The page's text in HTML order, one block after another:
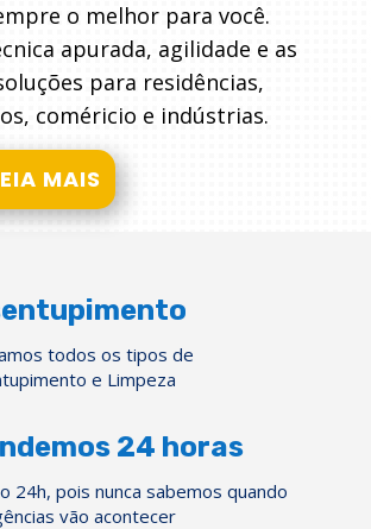
o melhor para você.
apurada, agilidade e as
para residências,
coméricio e indústrias.
MAIS
todos os tipos de
e Limpeza
24 horas
24h, pois nunca sabemos quando
vão acontecer